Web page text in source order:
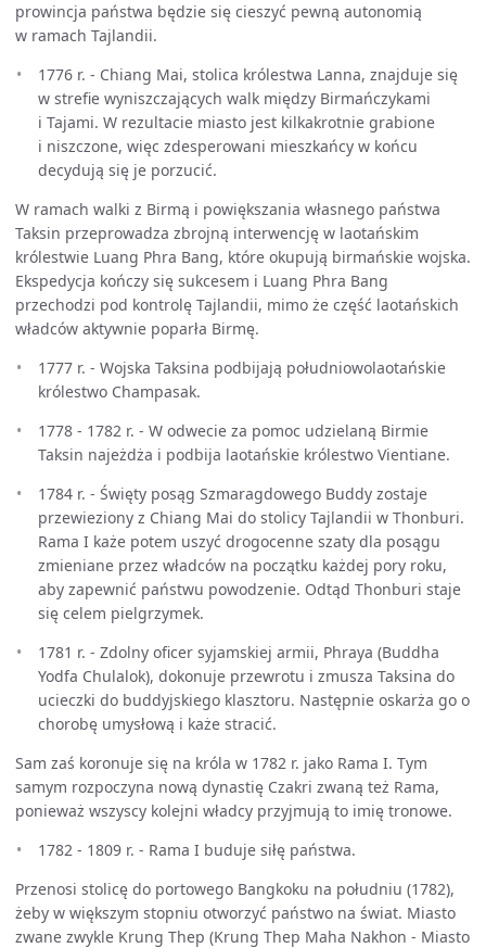
prowincja państwa będzie się cieszyć pewną autonomią
w ramach Tajlandii.
1776 r. - Chiang Mai, stolica królestwa Lanna, znajduje się
w strefie wyniszczających walk między Birmańczykami
i Tajami. W rezultacie miasto jest kilkakrotnie grabione
i niszczone, więc zdesperowani mieszkańcy w końcu
decydują się je porzucić.
W ramach walki z Birmą i powiększania własnego państwa
Taksin przeprowadza zbrojną interwencję w laotańskim
królestwie Luang Phra Bang, które okupują birmańskie wojska.
Ekspedycja kończy się sukcesem i Luang Phra Bang
przechodzi pod kontrolę Tajlandii, mimo że część laotańskich
władców aktywnie poparła Birmę.
1777 r. - Wojska Taksina podbijają południowolaotańskie
królestwo Champasak.
1778 - 1782 r. - W odwecie za pomoc udzielaną Birmie
Taksin najeżdża i podbija laotańskie królestwo Vientiane.
1784 r. - Święty posąg Szmaragdowego Buddy zostaje
przewieziony z Chiang Mai do stolicy Tajlandii w Thonburi.
Rama I każe potem uszyć drogocenne szaty dla posągu
zmieniane przez władców na początku każdej pory roku,
aby zapewnić państwu powodzenie. Odtąd Thonburi staje
się celem pielgrzymek.
1781 r. - Zdolny oficer syjamskiej armii, Phraya (Buddha
Yodfa Chulalok), dokonuje przewrotu i zmusza Taksina do
ucieczki do buddyjskiego klasztoru. Następnie oskarża go o
chorobę umysłową i każe stracić.
Sam zaś koronuje się na króla w 1782 r. jako Rama I. Tym
samym rozpoczyna nową dynastię Czakri zwaną też Rama,
ponieważ wszyscy kolejni władcy przyjmują to imię tronowe.
1782 - 1809 r. - Rama I buduje siłę państwa.
Przenosi stolicę do portowego Bangkoku na południu (1782),
żeby w większym stopniu otworzyć państwo na świat. Miasto
zwane zwykle Krung Thep (Krung Thep Maha Nakhon - Miasto